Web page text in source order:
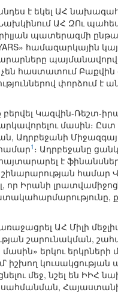
է եկել ԱՀ նախագահ
ԱՀ ԶՈւ
պատերազմի
համազարկային
հաստատում Բաքվին
փորձում է
բերվել Կազվին-
մասին։
Ադրբեջանի
1 ։ Ադրբեջանը
է
շինարարության
որ Իրանի
ԱՀ Միլի
շարունակման,
երկու
կուսակցության
մեջ, նշել են ԻԻՀ